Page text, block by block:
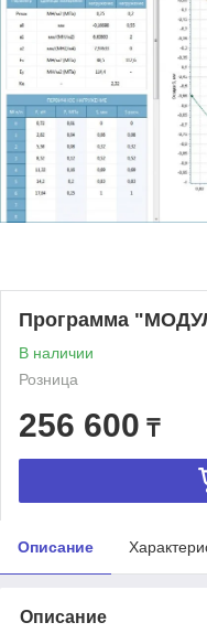
Программа
В наличии
Розница
256 600 ₸
Описание
Описание